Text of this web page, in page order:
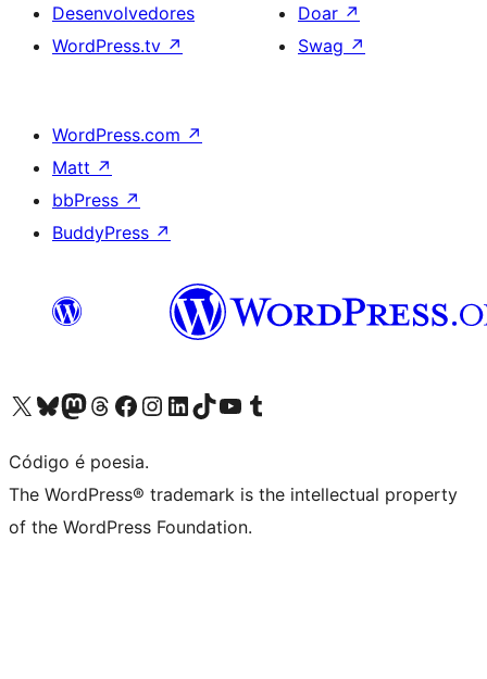
Desenvolvedores
WordPress.tv ↗
Doar ↗
Swag ↗
WordPress.com ↗
Matt ↗
bbPress ↗
BuddyPress ↗
Acessar nossa conta do X (antigo Twitter)
Acessar nossa conta do Bluesky
Acessar nossa conta do Mastodon
Acessar nossa conta do Threads
Acessar nossa página do Facebook
Acessar nossa conta do Instagram
Acessar nossa conta do LinkedIn
Acessar nossa conta do TikTok
Acessar nosso canal do YouTube
Acessar nossa conta no Tumblr
Código é poesia.
The WordPress® trademark is the intellectual property
of the WordPress Foundation.